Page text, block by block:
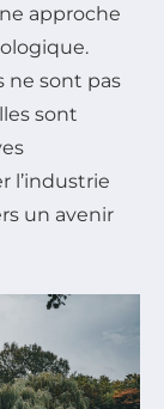
approche
ne sont pas
sont
l’industrie
un avenir